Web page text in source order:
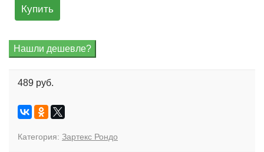
Купить
489 руб.
Категория: Зартекс Рондо